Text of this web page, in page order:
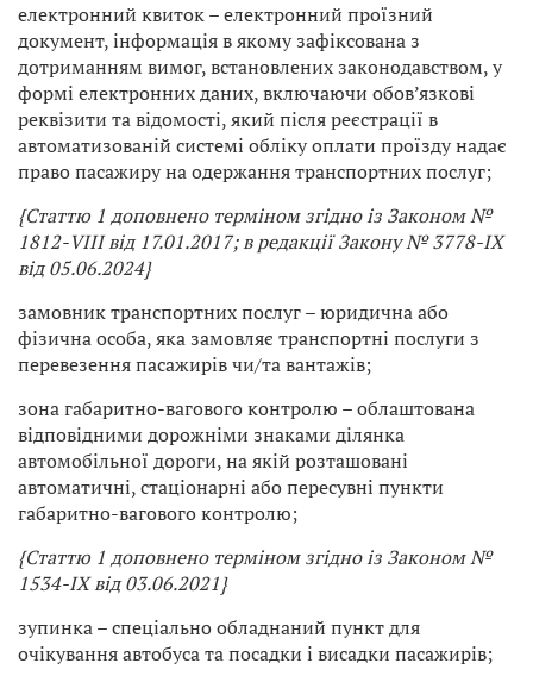
електронний квиток – електронний проїзний
документ, інформація в якому зафіксована з
дотриманням вимог, встановлених законодавством, у
формі електронних даних, включаючи обов’язкові
реквізити та відомості, який після реєстрації в
автоматизованій системі обліку оплати проїзду надає
право пасажиру на одержання транспортних послуг;
{Статтю 1 доповнено терміном згідно із Законом №
1812-VIII від 17.01.2017; в редакції Закону № 3778-IX
від 05.06.2024}
замовник транспортних послуг – юридична або
фізична особа, яка замовляє транспортні послуги з
перевезення пасажирів чи/та вантажів;
зона габаритно-вагового контролю – облаштована
відповідними дорожніми знаками ділянка
автомобільної дороги, на якій розташовані
автоматичні, стаціонарні або пересувні пункти
габаритно-вагового контролю;
{Статтю 1 доповнено терміном згідно із Законом №
1534-IX від 03.06.2021}
зупинка – спеціально обладнаний пункт для
очікування автобуса та посадки і висадки пасажирів;